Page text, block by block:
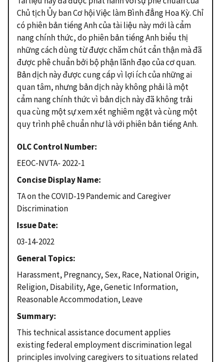
Chủ tịch Ủy ban Cơ hội Việc làm Bình đẳng Hoa Kỳ. Chỉ
có phiên bản tiếng Anh của tài liệu này mới là cẩm
nang chính thức, do phiên bản tiếng Anh biểu thị
những cách dùng từ được chăm chút cẩn thận mà đã
được phê chuẩn bởi bộ phận lãnh đạo của cơ quan.
Bản dịch này được cung cấp vì lợi ích của những ai
quan tâm, nhưng bản dịch này không phải là một
cẩm nang chính thức vì bản dịch này đã không trải
qua cùng một sự xem xét nghiêm ngặt và cùng một
quy trình phê chuẩn như là với phiên bản tiếng Anh.
OLC Control Number
EEOC-NVTA- 2022-1
Concise Display Name
TA on the COVID-19 Pandemic and Caregiver
Discrimination
Issue Date
03-14-2022
General Topics
Harassment, Pregnancy, Sex, Race, National Origin,
Religion, Disability, Age, Genetic Information,
Reasonable Accommodation, Leave
Summary
This technical assistance document applies
existing federal employment discrimination legal
principles involving caregivers to situations related